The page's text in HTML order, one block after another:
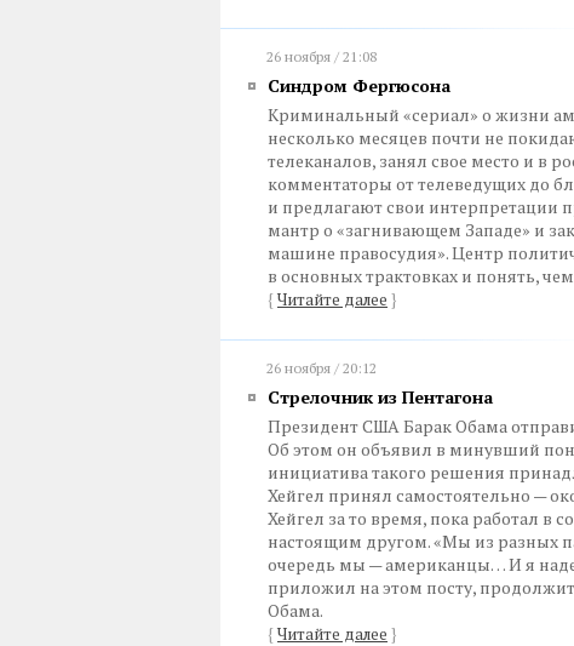
26 ноября / 21:08
Синдром Фергюсона
Криминальный «сериал» о жизни
несколько месяцев почти не
телеканалов, занял свое место и в
комментаторы от телеведущих до
и предлагают свои интерпретации
мантр о «загнивающем Западе» и
машине правосудия». Центр
в основных трактовках и понять,
{ Читайте далее }
26 ноября / 20:12
Стрелочник из Пентагона
Президент США Барак Обама
Об этом он объявил в минувший
инициатива такого решения
Хейгел принял самостоятельно —
Хейгел за то время, пока работал в
настоящим другом. «Мы из разных
очередь мы — американцы… И я
приложил на этом посту,
Обама.
{ Читайте далее }